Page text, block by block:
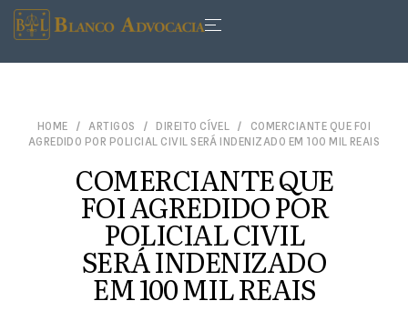
HOME ARTIGOS DIREITO CÍVEL
COMERCIANTE QUE FOI
AGREDIDO POR POLICIAL CIVIL SERÁ INDENIZADO EM 100 MIL REAIS
COMERCIANTE QUE
FOI AGREDIDO POR
POLICIAL CIVIL
SERÁ INDENIZADO
EM 100 MIL REAIS